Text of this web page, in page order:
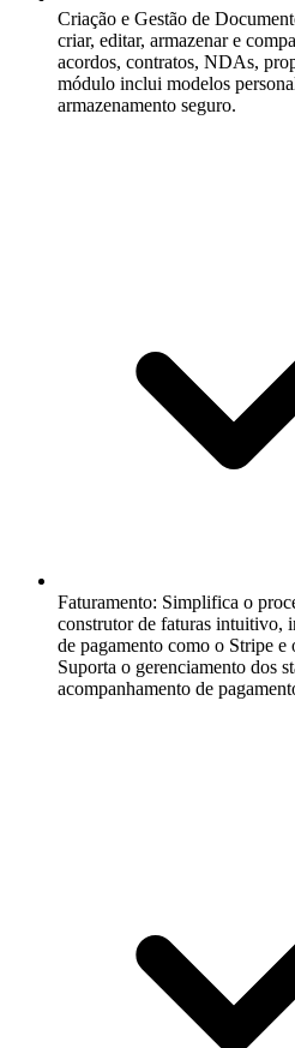
Criação e Gestão de
criar, editar, armazenar e
acordos, contratos, NDAs,
módulo inclui modelos
armazenamento seguro.
Faturamento: Simplifica o
construtor de faturas intuitivo,
de pagamento como o Stripe e
Suporta o gerenciamento dos
acompanhamento de